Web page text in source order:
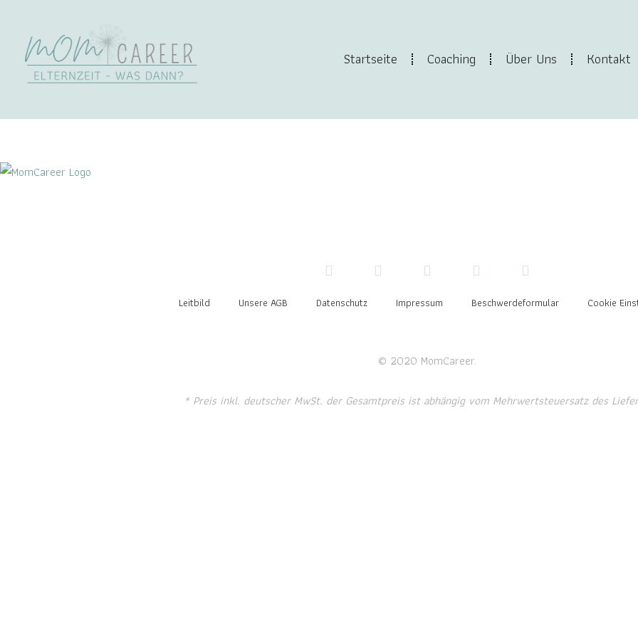
Startseite Coaching Über Uns Kontakt
Leitbild Unsere AGB Datenschutz Impressum Beschwerdeformular Cookie
© 2020 MomCareer.
* Preis inkl. deutscher MwSt. der Gesamtpreis ist abhängig vom Mehrwertsteuersatz des